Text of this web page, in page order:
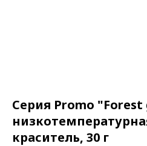
Серия Promo "Forest
краситель, 30 г